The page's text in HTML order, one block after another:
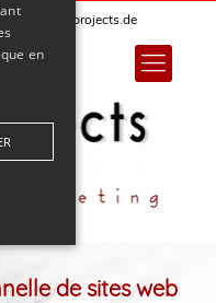
info@optprojects.de
de sites web
en